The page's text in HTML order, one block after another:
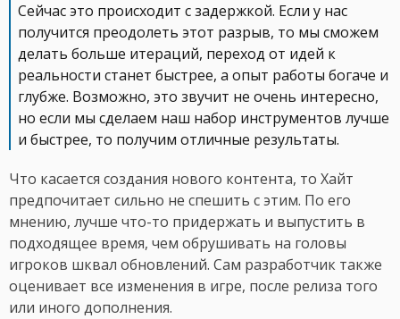
Сейчас это происходит с задержкой. Если у нас
получится преодолеть этот разрыв, то мы сможем
делать больше итераций, переход от идей к
реальности станет быстрее, а опыт работы богаче и
глубже. Возможно, это звучит не очень интересно,
но если мы сделаем наш набор инструментов лучше
и быстрее, то получим отличные результаты.
Что касается создания нового контента, то Хайт
предпочитает сильно не спешить с этим. По его
мнению, лучше что-то придержать и выпустить в
подходящее время, чем обрушивать на головы
игроков шквал обновлений. Сам разработчик также
оценивает все изменения в игре, после релиза того
или иного дополнения.